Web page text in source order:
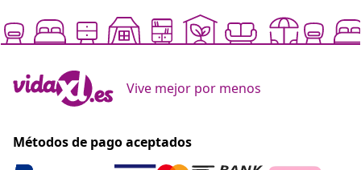
Vive mejor por menos
Métodos de pago aceptados